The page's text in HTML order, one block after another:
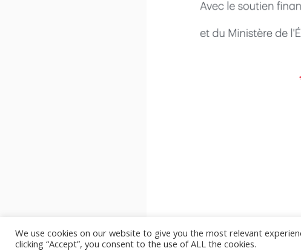
We use cookies on our website to give you the most relevant
clicking “Accept”, you consent to the use of ALL the cookies.